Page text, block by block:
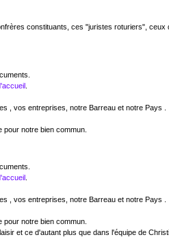
constituants, ces "juristes roturiers",
, vos entreprises, notre Barreau et notre Pays .
notre bien commun.
, vos entreprises, notre Barreau et notre Pays .
notre bien commun.
et ce d'autant plus que dans l'équipe de